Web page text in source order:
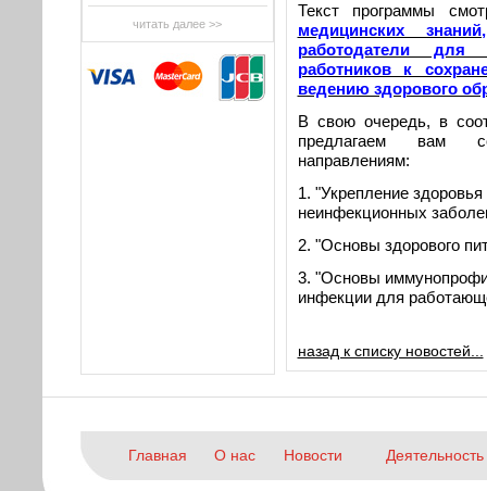
читать далее >>
Текст программы
медицинских
работодатели для
работников к
ведению здорового
В свою очередь, в
предлагаем вам
направлениям:
1. "Укрепление
неинфекционных
2. "Основы здорового
3. "Основы
инфекции для
назад к списку новостей...
Главная О нас Новости Деятельность